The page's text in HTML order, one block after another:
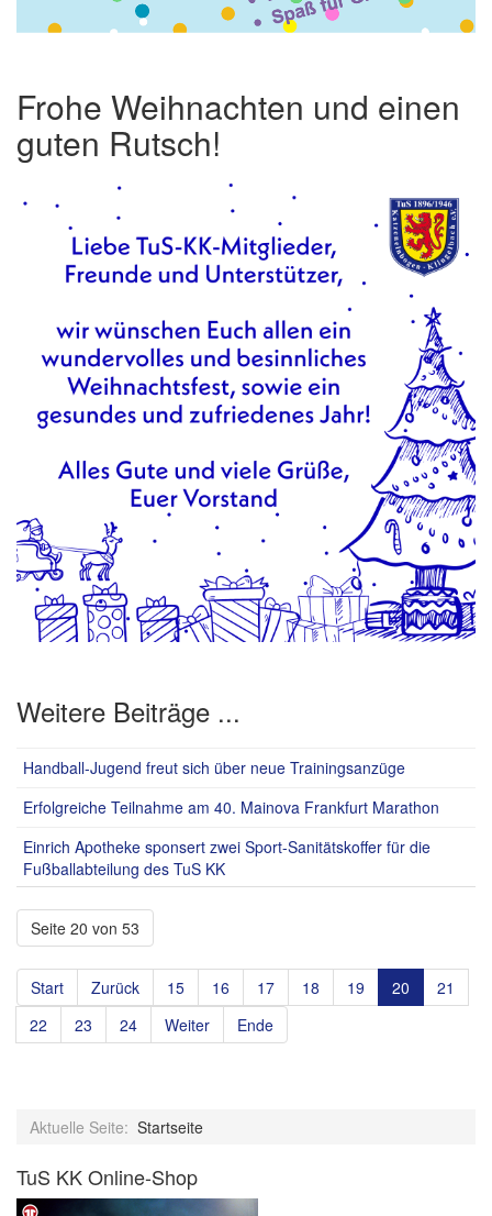
Frohe Weihnachten und einen
guten Rutsch!
Weitere Beiträge ...
Handball-Jugend freut sich über neue Trainingsanzüge
Erfolgreiche Teilnahme am 40. Mainova Frankfurt Marathon
Einrich Apotheke sponsert zwei Sport-Sanitätskoffer für die
Fußballabteilung des TuS KK
Seite 20 von 53
Start Zurück 15 16 17 18 19 20
21
22
23 24 Weiter Ende
Aktuelle Seite: Startseite
TuS KK Online-Shop